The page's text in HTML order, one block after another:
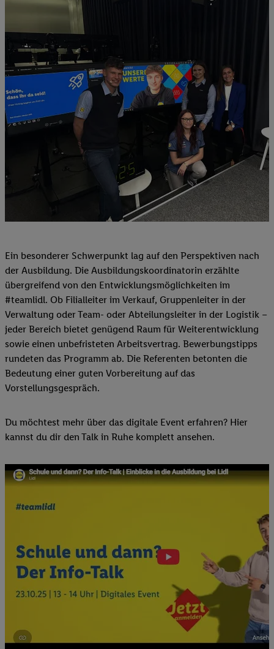
Ein besonderer Schwerpunkt lag auf den Perspektiven nach
der Ausbildung. Die Ausbildungskoordinatorin erzählte
übergreifend von den Entwicklungsmöglichkeiten im
#teamlidl. Ob Filialleiter im Verkauf, Gruppenleiter in der
Verwaltung oder Team- oder Abteilungsleiter in der Logistik –
jeder Bereich bietet genügend Raum für Weiterentwicklung
sowie einen unbefristeten Arbeitsvertrag. Bewerbungstipps
rundeten das Programm ab. Die Referenten betonten die
Bedeutung einer guten Vorbereitung auf das
Vorstellungsgespräch.
Du möchtest mehr über das digitale Event erfahren? Hier
kannst du dir den Talk in Ruhe komplett ansehen.